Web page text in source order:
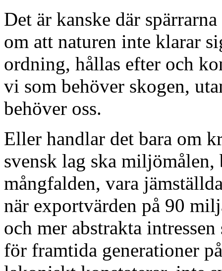
Det är kanske där
om att naturen inte klarar
ordning, hållas efter och
vi som behöver skogen,
behöver oss.
Eller handlar det bara om
svensk lag ska
mångfalden, vara
när exportvärden på 90
och mer abstrakta
för framtida generationer